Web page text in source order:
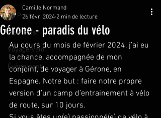
All Posts
Membres
Voyage-vélo
Évènement
Gérone - paradis du vélo
Camille Normand
26 févr. 2024 2 min de lecture
Au cours du mois de février 2024, j’ai eu
la chance, accompagnée de mon
conjoint, de voyager à Gérone, en
Espagne. Notre but : faire notre propre
version d’un camp d’entrainement à vélo
de route, sur 10 jours.